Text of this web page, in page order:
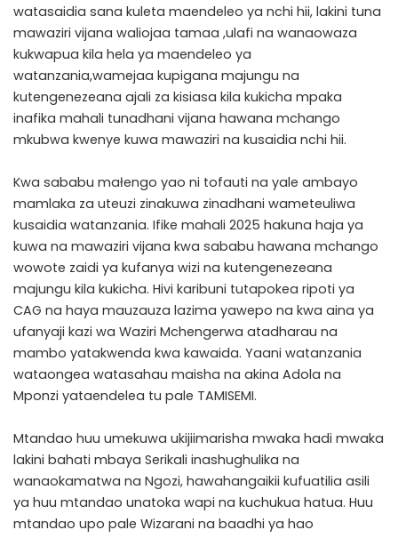
watasaidia sana kuleta maendeleo ya nchi hii, lakini tuna
mawaziri vijana waliojaa tamaa ,ulafi na wanaowaza
kukwapua kila hela ya maendeleo ya
watanzania,wamejaa kupigana majungu na
kutengenezeana ajali za kisiasa kila kukicha mpaka
inafika mahali tunadhani vijana hawana mchango
mkubwa kwenye kuwa mawaziri na kusaidia nchi hii.
Kwa sababu małengo yao ni tofauti na yale ambayo
mamlaka za uteuzi zinakuwa zinadhani wameteuliwa
kusaidia watanzania. Ifike mahali 2025 hakuna haja ya
kuwa na mawaziri vijana kwa sababu hawana mchango
wowote zaidi ya kufanya wizi na kutengenezeana
majungu kila kukicha. Hivi karibuni tutapokea ripoti ya
CAG na haya mauzauza lazima yawepo na kwa aina ya
ufanyaji kazi wa Waziri Mchengerwa atadharau na
mambo yatakwenda kwa kawaida. Yaani watanzania
wataongea watasahau maisha na akina Adola na
Mponzi yataendelea tu pale TAMISEMI.
Mtandao huu umekuwa ukijiimarisha mwaka hadi mwaka
lakini bahati mbaya Serikali inashughulika na
wanaokamatwa na Ngozi, hawahangaikii kufuatilia asili
ya huu mtandao unatoka wapi na kuchukua hatua. Huu
mtandao upo pale Wizarani na baadhi ya hao